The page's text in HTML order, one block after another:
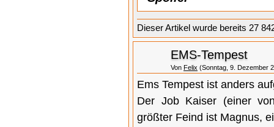
Dieser Artikel wurde bereits 27
EMS-Tempest
Von Felix (Sonntag, 9. Dezember
Ems Tempest ist anders
Der Job Kaiser (einer
größter Feind ist Magnus,